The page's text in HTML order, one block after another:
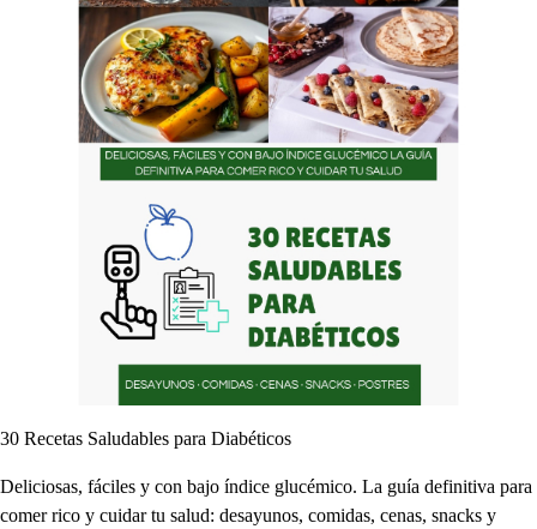
30 Recetas Saludables para Diabéticos
Deliciosas, fáciles y con bajo índice glucémico. La guía definitiva para
comer rico y cuidar tu salud: desayunos, comidas, cenas, snacks y